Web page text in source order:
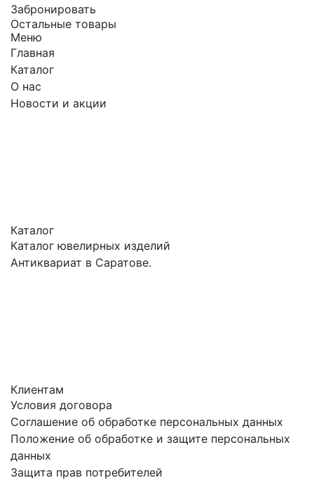
Забронировать
Остальные товары
Меню
Главная
Каталог
О нас
Новости и акции
Каталог
Каталог ювелирных изделий
Антиквариат в Саратове.
Клиентам
Условия договора
Соглашение об обработке персональных данных
Положение об обработке и защите персональных
данных
Защита прав потребителей